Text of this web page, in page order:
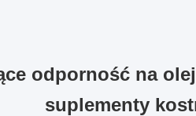
odporność na
suplementy